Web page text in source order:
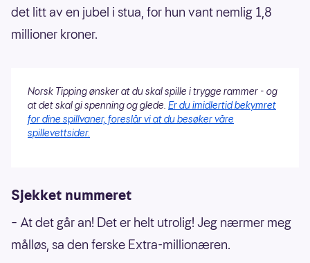
det litt av en jubel i stua, for hun vant nemlig 1,8
millioner kroner.
Norsk Tipping ønsker at du skal spille i trygge rammer - og
at det skal gi spenning og glede. Er du imidlertid bekymret
for dine spillvaner, foreslår vi at du besøker våre
spillevettsider.
Sjekket nummeret
– At det går an! Det er helt utrolig! Jeg nærmer meg
målløs, sa den ferske Extra-millionæren.